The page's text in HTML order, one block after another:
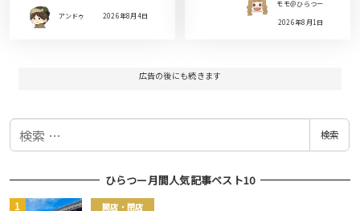
アンドゥ 2026年8月4日
モモ＠ひらつー
2026年8月1日
広告の後にも続きます
検
検索
ひらつー月間人気記事ベスト10
開店・閉店